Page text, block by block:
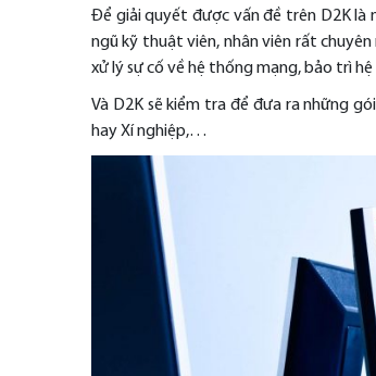
Để giải quyết được vấn đề trên D2K là
ngũ kỹ thuật viên, nhân viên rất
xử lý sự cố về hệ thống mạng, bảo trì
Và D2K sẽ kiểm tra để đưa ra những
hay Xí nghiệp,…